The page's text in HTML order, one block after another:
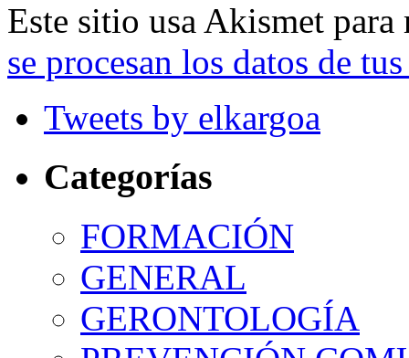
Este sitio usa Akismet
se procesan los datos de
Tweets by elkargoa
Categorías
FORMACIÓN
GENERAL
GERONTOLOGÍA